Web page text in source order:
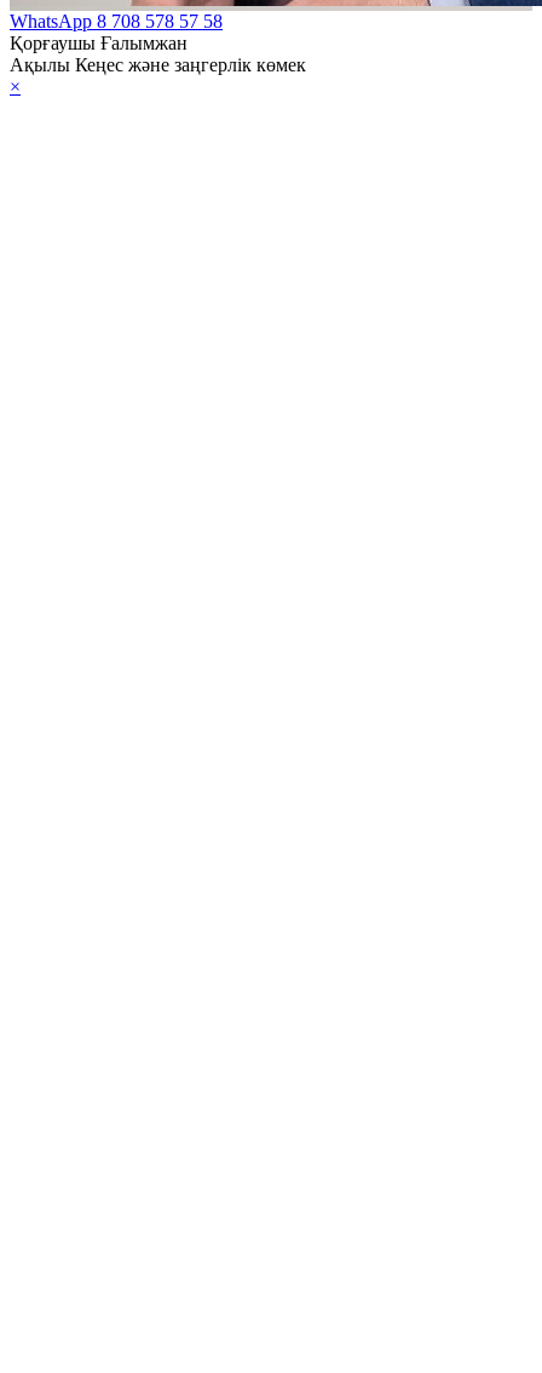
WhatsApp 8 708 578 57 58
Қорғаушы Ғалымжан
Ақылы Кеңес және заңгерлік көмек
×